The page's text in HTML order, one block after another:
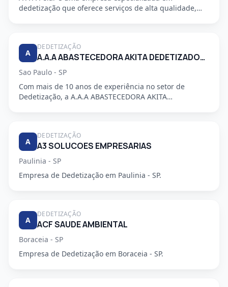
dedetização que oferece serviços de alta qualidade,
A
DEDETIZAÇÃO
A.A.A ABASTECEDORA AKITA DEDETIZADORA S/S LTDA
Sao Paulo - SP
Com mais de 10 anos de experiência no setor de
Dedetização, a A.A.A ABASTECEDORA AKITA
A
DEDETIZAÇÃO
A3 SOLUCOES EMPRESARIAS
Paulinia - SP
Empresa de Dedetização em Paulinia - SP.
A
DEDETIZAÇÃO
ACF SAUDE AMBIENTAL
Boraceia - SP
Empresa de Dedetização em Boraceia - SP.